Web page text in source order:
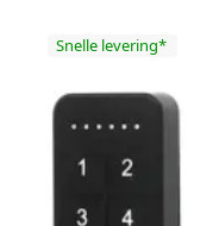
Snelle levering*